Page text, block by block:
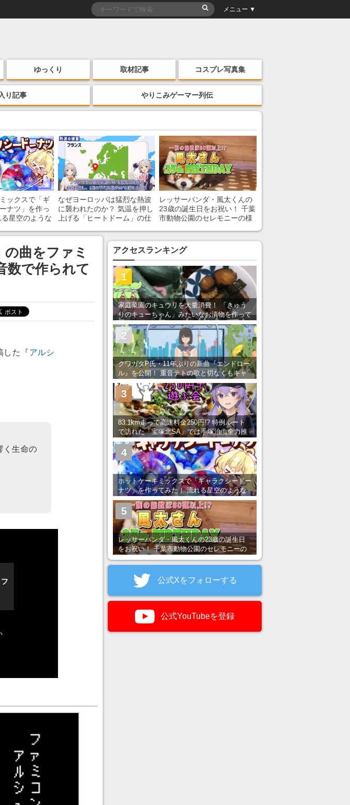
メニュー ▼
ゆっくり 取材記事 コスプレ写真集
り記事 やりこみゲーマー列伝
ックスで「ギ
ナツ」を作っ
星空のような
なぜヨーロッパは猛烈な熱波
に襲われたのか？ 気温を押し
上げる「ヒートドーム」の仕
レッサーパンダ・風太くんの
23歳の誕生日をお祝い！ 千葉
市動物公園のセレモニーの様
曲をファミ
数で作られて
した『アルシ
く生命の
アクセスランキング
家庭菜園のキュウリを大量消費！ 「きゅう
りのキューちゃん」みたいなお漬物を作って
みた
1
クワガタP氏・11年ぶりの新曲『エンドロー
ル』を公開！ 重音テトの歌と切なくもキャ
ッチーなメロディーが胸にしみる
2
83.1km走って高速料金250円!? 特例ルート
で訪れた「宝塚北SA」では手塚治虫全力推
し＆関西グルメが楽しめる！
3
ホットケーキミックスで「ギャラクシードー
ナツ」を作ってみた！ 流れる星空のような
レンチン・レシピを紹介
4
レッサーパンダ・風太くんの23歳の誕生日
をお祝い！ 千葉市動物公園のセレモニーの
5
公式Xをフォローする
公式YouTubeを登録